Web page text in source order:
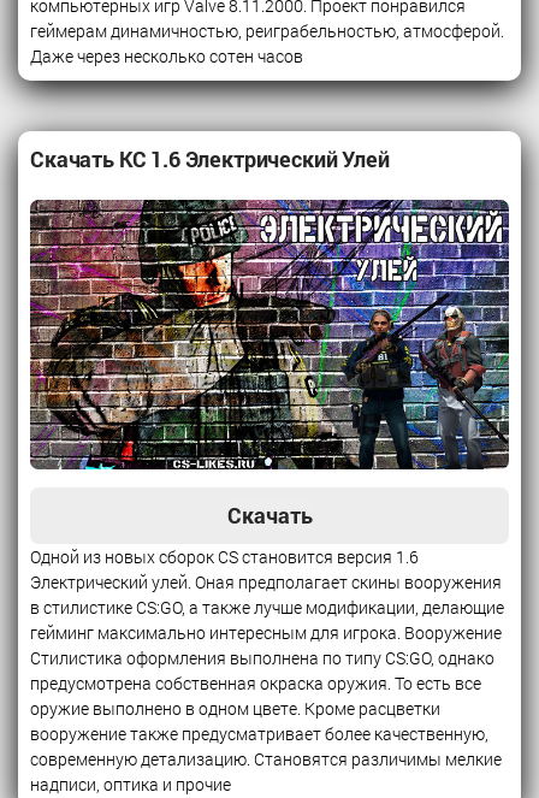
компьютерных игр Valve 8.11.2000. Проект понравился
геймерам динамичностью, реиграбельностью, атмосферой.
Даже через несколько сотен часов
Скачать КС 1.6 Электрический Улей
Скачать
Одной из новых сборок CS становится версия 1.6
Электрический улей. Оная предполагает скины вооружения
в стилистике CS:GO, а также лучше модификации, делающие
гейминг максимально интересным для игрока. Вооружение
Стилистика оформления выполнена по типу CS:GO, однако
предусмотрена собственная окраска оружия. То есть все
оружие выполнено в одном цвете. Кроме расцветки
вооружение также предусматривает более качественную,
современную детализацию. Становятся различимы мелкие
надписи, оптика и прочие